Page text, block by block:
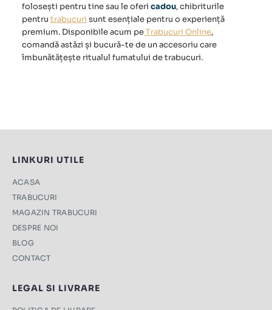
folosești pentru tine sau le oferi cadou, chibriturile
pentru trabucuri sunt esențiale pentru o experiență
premium. Disponibile acum peTrabucuri Online,
comandă astăzi și bucură-te de un accesoriu care
îmbunătățește ritualul fumatului detrabucuri.
LINKURI UTILE
ACASA
TRABUCURI
MAGAZIN TRABUCURI
DESPRE NOI
BLOG
CONTACT
LEGAL SI LIVRARE